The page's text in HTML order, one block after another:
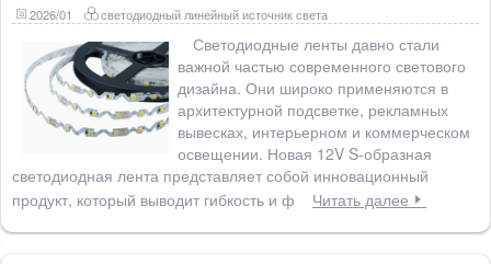
2026/01 светодиодный линейный источник света
Светодиодные ленты давно стали
важной частью современного светового
дизайна. Они широко применяются в
архитектурной подсветке, рекламных
вывесках, интерьерном и коммерческом
освещении. Новая 12V S-образная
светодиодная лента представляет собой инновационный
продукт, который выводит гибкость и ф
Читать далее